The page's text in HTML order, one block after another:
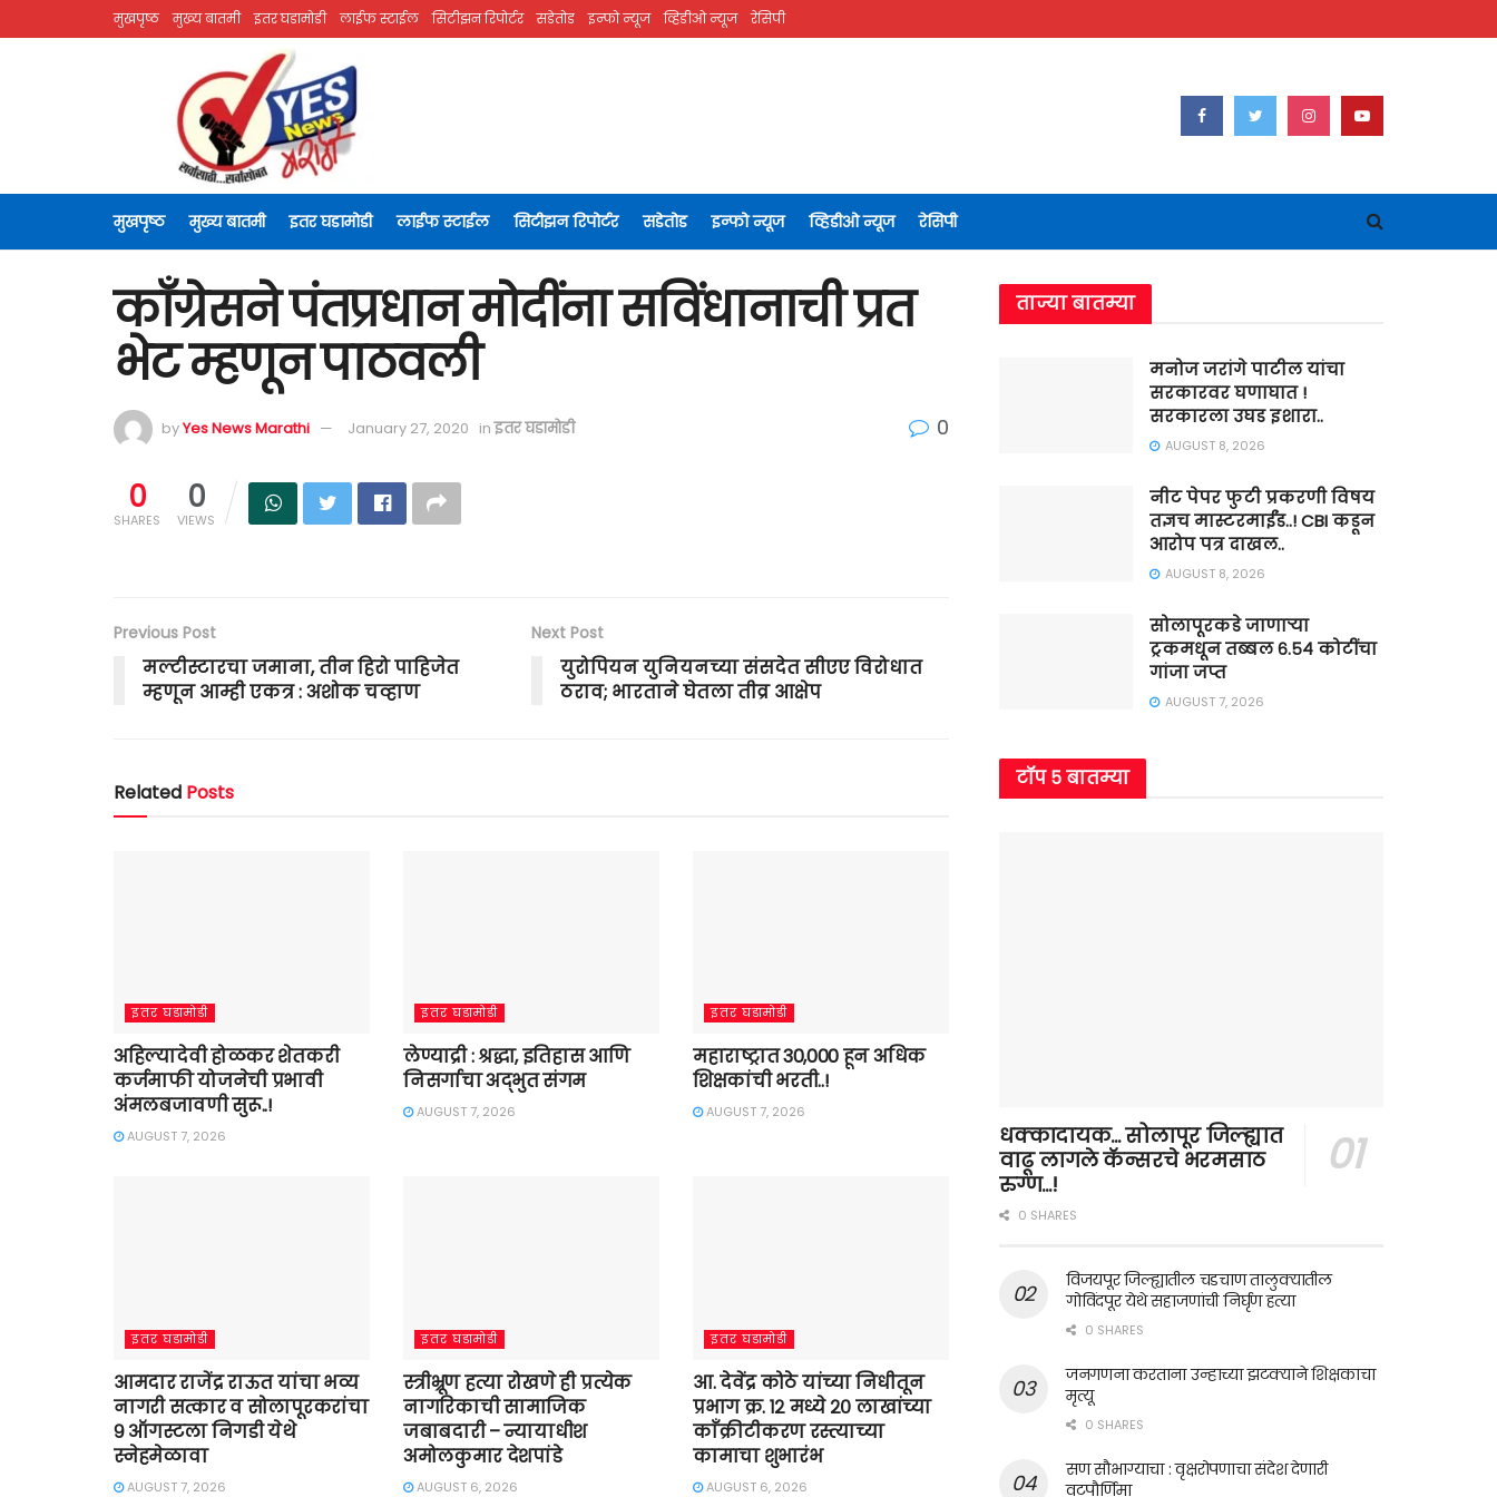
मुखपृष्ठ मुख्य बातमी इतर घडामोडी लाईफ स्टाईल सिटीझन रिपोर्टर सडेतोड इन्फो न्यूज व्हिडीओ न्यूज रेसिपी
मुखपृष्ठ मुख्य बातमी इतर घडामोडी लाईफ स्टाईल सिटीझन रिपोर्टर सडेतोड इन्फो न्यूज व्हिडीओ न्यूज रेसिपी
काँग्रेसने पंतप्रधान मोदींना सविंधानाची प्रत
भेट म्हणून पाठवली
byYes News Marathi January 27, 2020 in इतर घडामोडी 0
0
SHARES
0
VIEWS
Previous Post
मल्टीस्टारचा जमाना, तीन हिरो पाहिजेत
म्हणून आम्ही एकत्र : अशोक चव्हाण
Next Post
युरोपियन युनियनच्या संसदेत सीएए विरोधात
ठराव; भारताने घेतला तीव्र आक्षेप
Related Posts
इतर घडामोडी
अहिल्यादेवी होळकर शेतकरी
कर्जमाफी योजनेची प्रभावी
अंमलबजावणी सुरू..!
AUGUST 7, 2026
इतर घडामोडी
लेण्याद्री : श्रद्धा, इतिहास आणि
निसर्गाचा अद्भुत संगम
AUGUST 7, 2026
इतर घडामोडी
महाराष्ट्रात 30,000 हून अधिक
शिक्षकांची भरती..!
AUGUST 7, 2026
इतर घडामोडी
आमदार राजेंद्र राऊत यांचा भव्य
नागरी सत्कार व सोलापूरकरांचा
९ ऑगस्टला निगडी येथे
स्नेहमेळावा
AUGUST 7, 2026
इतर घडामोडी
स्त्रीभ्रूण हत्या रोखणे ही प्रत्येक
नागरिकाची सामाजिक
जबाबदारी – न्यायाधीश
अमोलकुमार देशपांडे
AUGUST 6, 2026
इतर घडामोडी
आ. देवेंद्र कोठे यांच्या निधीतून
प्रभाग क्र. १२ मध्ये २० लाखांच्या
काँक्रीटीकरण रस्त्याच्या
कामाचा शुभारंभ
AUGUST 6, 2026
ताज्या बातम्या
मनोज जरांगे पाटील यांचा
सरकारवर घणाघात !
सरकारला उघड इशारा..
AUGUST 8, 2026
नीट पेपर फुटी प्रकरणी विषय
तज्ञच मास्टरमाईंड..! CBI कडून
आरोप पत्र दाखल..
AUGUST 8, 2026
सोलापूरकडे जाणाऱ्या
ट्रकमधून तब्बल ६.५४ कोटींचा
गांजा जप्त
AUGUST 7, 2026
टॉप ५ बातम्या
धक्कादायक… सोलापूर जिल्ह्यात
वाढू लागले कॅन्सरचे भरमसाठ
रुग्ण…!
0 SHARES
विजयपूर जिल्ह्यातील चडचाण तालुक्यातील
गोविंदपूर येथे सहाजणांची निर्घृण हत्या
0 SHARES
जनगणना करताना उन्हाच्या झटक्याने शिक्षकाचा
मृत्यू
0 SHARES
सण सौभाग्याचा : वृक्षरोपणाचा संदेश देणारी
वटपौर्णिमा